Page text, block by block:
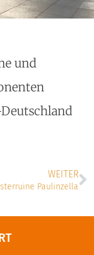
und
WEITER
Paulinzella